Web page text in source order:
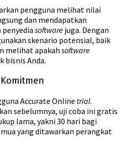
pengguna melihat nilai
dan mendapatkan
penyedia software juga. Dengan
skenario potensial, baik
melihat apakah software
bisnis Anda.
Accurate Online trial.
sebelumnya, uji coba ini gratis
lama, yakni 30 hari bagi
yang ditawarkan perangkat